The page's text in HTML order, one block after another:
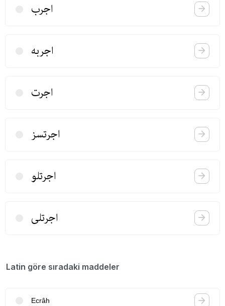
اجرب
اجربه
اجرت
اجرتسز
اجرتلو
اجرتلی
Latin göre sıradaki maddeler
Ecrâh